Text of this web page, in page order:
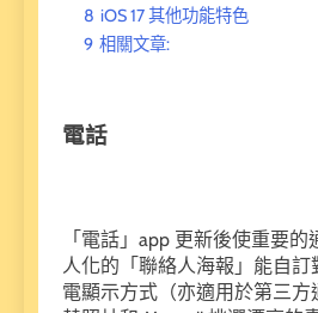
8 iOS 17 其他功能特色
9 相關文章:
電話
「電話」app 更新後使重要
人化的「聯絡人海報」能自訂
電顯示方式（亦適用於第三方